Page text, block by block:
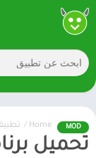
MOD
Home
/